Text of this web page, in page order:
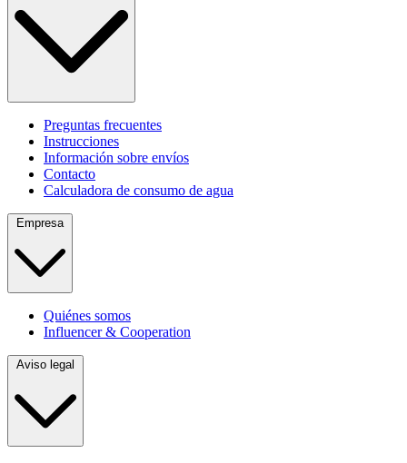
Preguntas frecuentes
Instrucciones
Información sobre envíos
Contacto
Calculadora de consumo de agua
Empresa
Quiénes somos
Influencer & Cooperation
Aviso legal